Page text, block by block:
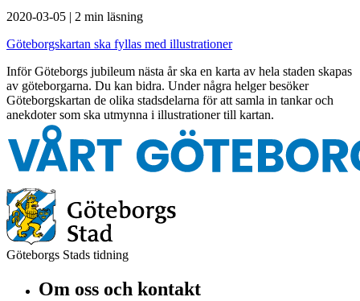
2020-03-05 | 2 min läsning
Göteborgskartan ska fyllas med illustrationer
Inför Göteborgs jubileum nästa år ska en karta av hela staden skapas
av göteborgarna. Du kan bidra. Under några helger besöker
Göteborgskartan de olika stadsdelarna för att samla in tankar och
anekdoter som ska utmynna i illustrationer till kartan.
Göteborgs Stads tidning
Om oss och kontakt